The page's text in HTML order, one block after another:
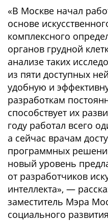
«В Москве начал
основе
комплексного
органов грудной
анализе таких
из пяти доступных
удобную и
разработкам
способствует их
году работал всего
а сейчас врачам
программных
новый уровень
от разработчиков
интеллекта», —
заместитель Мэра
социального